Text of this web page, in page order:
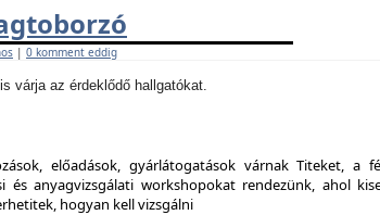
| 0 komment eddig
várja az érdeklődő hallgatókat.
előadások, gyárlátogatások várnak Titeket, a
anyagvizsgálati workshopokat rendezünk, ahol
hogyan kell vizsgálni